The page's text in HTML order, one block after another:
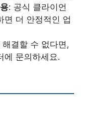
: 공식 클라이언
면 더 안정적인 업
해결할 수 없다면,
에 문의하세요.